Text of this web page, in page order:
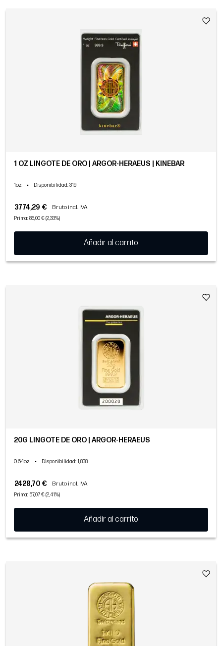
1 OZ LINGOTE DE ORO | ARGOR-HERAEUS | KINEBAR
1oz • Disponibilidad: 319
3774,29 € Bruto incl. IVA
Prima: 86,00 € (2,33%)
Añadir al carrito
20G LINGOTE DE ORO | ARGOR-HERAEUS
0.64oz • Disponibilidad: 1,838
2428,70 € Bruto incl. IVA
Prima: 57,07 € (2,41%)
Añadir al carrito